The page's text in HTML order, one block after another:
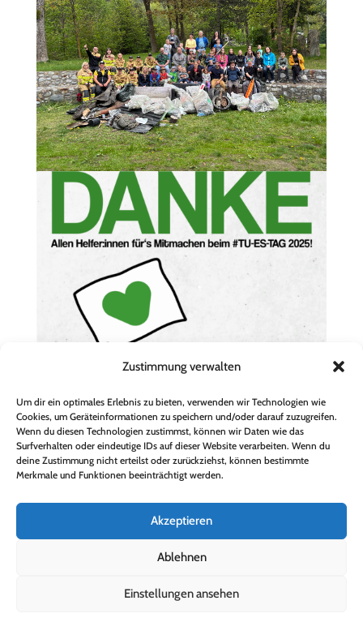
Zustimmung verwalten
Um dir ein optimales Erlebnis zu bieten, verwenden wir Technologien wie
Cookies, um Geräteinformationen zu speichern und/oder darauf zuzugreifen.
Wenn du diesen Technologien zustimmst, können wir Daten wie das
Surfverhalten oder eindeutige IDs auf dieser Website verarbeiten. Wenn du
deine Zustimmung nicht erteilst oder zurückziehst, können bestimmte
Merkmale und Funktionen beeinträchtigt werden.
Akzeptieren
Ablehnen
Einstellungen ansehen